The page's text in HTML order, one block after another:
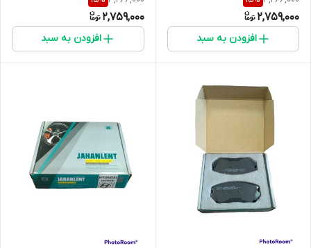
2,759,000
افزودن به سبد
2,759,000
افزودن به سبد